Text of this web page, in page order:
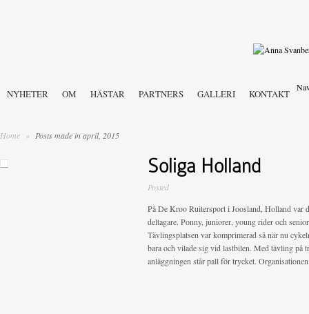
NYHETER OM HÄSTAR PARTNERS GALLERI KONTAKT
Home » Posts made in april, 2015
Soliga Holland
Posted
På De Kroo Ruitersport i Joosland, Holland var
deltagare. Ponny, juniorer, young rider och
Tävlingsplatsen var komprimerad så när nu
bara och vilade sig vid lastbilen. Med tävling på
anläggningen står pall för trycket.